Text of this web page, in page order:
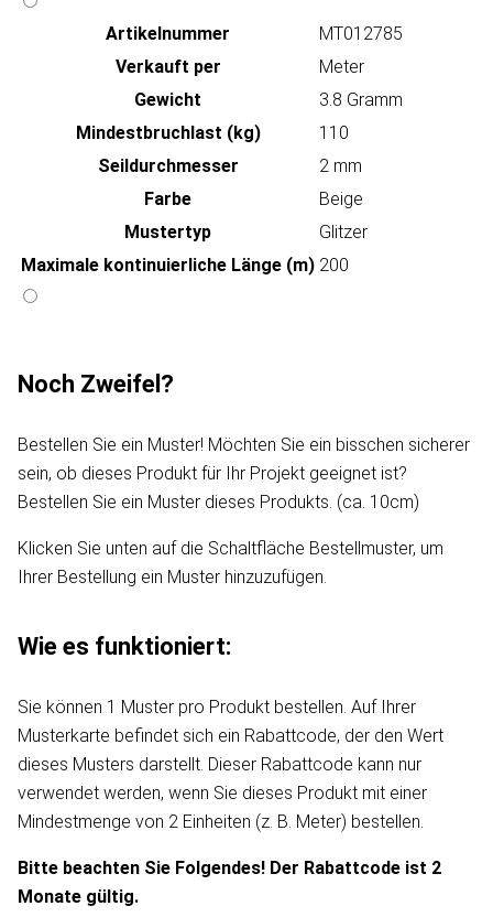
Artikeln‌ummer
MT012785
Verkauft per
Meter
Gewicht
3.8 Gramm
Mindestbruchlast (kg)
110
Seildurchmesser
2 mm
Farbe
Beige
Mustertyp
Glitzer
Maximale kontinuierliche Länge (m) 200
Noch Zweifel?
Bestellen Sie ein Muster! Möchten Sie ein bisschen sicherer
sein, ob dieses Produkt für Ihr Projekt geeignet ist?
Bestellen Sie ein Muster dieses Produkts. (ca. 10cm)
Klicken Sie unten auf die Schaltfläche Bestellmuster, um
Ihrer Bestellung ein Muster hinzuzufügen.
Wie es funktioniert:
Sie können 1 Muster pro Produkt bestellen. Auf Ihrer
Musterkarte befindet sich ein Rabattcode, der den Wert
dieses Musters darstellt. Dieser Rabattcode kann nur
verwendet werden, wenn Sie dieses Produkt mit einer
Mindestmenge von 2 Einheiten (z. B. Meter) bestellen.
Bitte beachten Sie Folgendes! Der Rabattcode ist 2
Monate gültig.